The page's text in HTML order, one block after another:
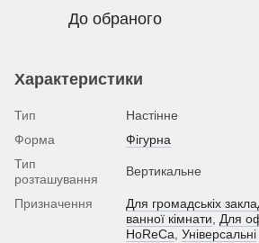
До обраного
Характеристики
Тип
Настінне
Форма
Фігурна
Тип
розташування
Вертикальне
Призначення Для громадськіх
ванної кімнати, Для
HoReCa, Універсальні